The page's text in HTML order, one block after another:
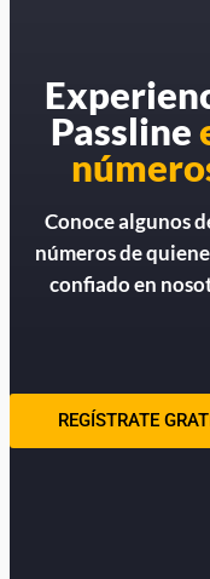
Passline
Conoce algunos
números de
confiado en
REGÍSTRATE